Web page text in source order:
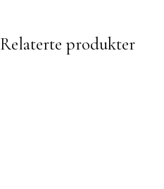
Relaterte produkter